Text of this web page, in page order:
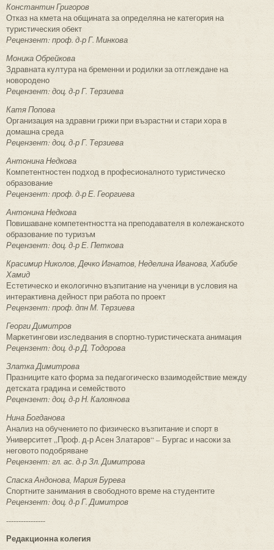
Константин Григоров
Отказ на кмета на общината за определяна не категория на
туристическия обект
Рецензент: проф. д-р Г. Минкова
Моника Обрейкова
Здравната култура на бременни и родилки за отглеждане на
новородено
Рецензент: доц. д-р Г. Терзиева
Катя Попова
Организация на здравни грижи при възрастни и стари хора в
домашна среда
Рецензент: доц. д-р Г. Терзиева
Антонина Недкова
Компетентностен подход в професионалното туристическо
образование
Рецензент: проф. д-р Е. Георгиева
Антонина Недкова
Повишаване компетентността на преподавателя в колежанското
образование по туризъм
Рецензент: доц. д-р Е. Петкова
Красимир Николов, Дечко Игнатов, Неделина Иванова, Хабибе
Хамид
Естетическо и екологично възпитание на ученици в условия на
интерактивна дейност при работа по проект
Рецензент: проф. дпн М. Терзиева
Георги Димитров
Маркетингови изследвания в спортно-туристическата анимация
Рецензент: доц. д-р Д. Тодорова
Златка Димитрова
Празниците като форма за педагогическо взаимодействие между
детската градина и семейството
Рецензент: доц. д-р Н. Калоянова
Нина Богданова
Анализ на обучението по физическо възпитание и спорт в
Университет „Проф. д-р Асен Златаров“ – Бургас и насоки за
неговото подобряване
Рецензент: гл. ас. д-р Зл. Димитрова
Спаска Андонова, Мария Бурева
Спортните занимания в свободното време на студентите
Рецензент: доц. д-р Г. Димитров
----------------
Редакционна колегия